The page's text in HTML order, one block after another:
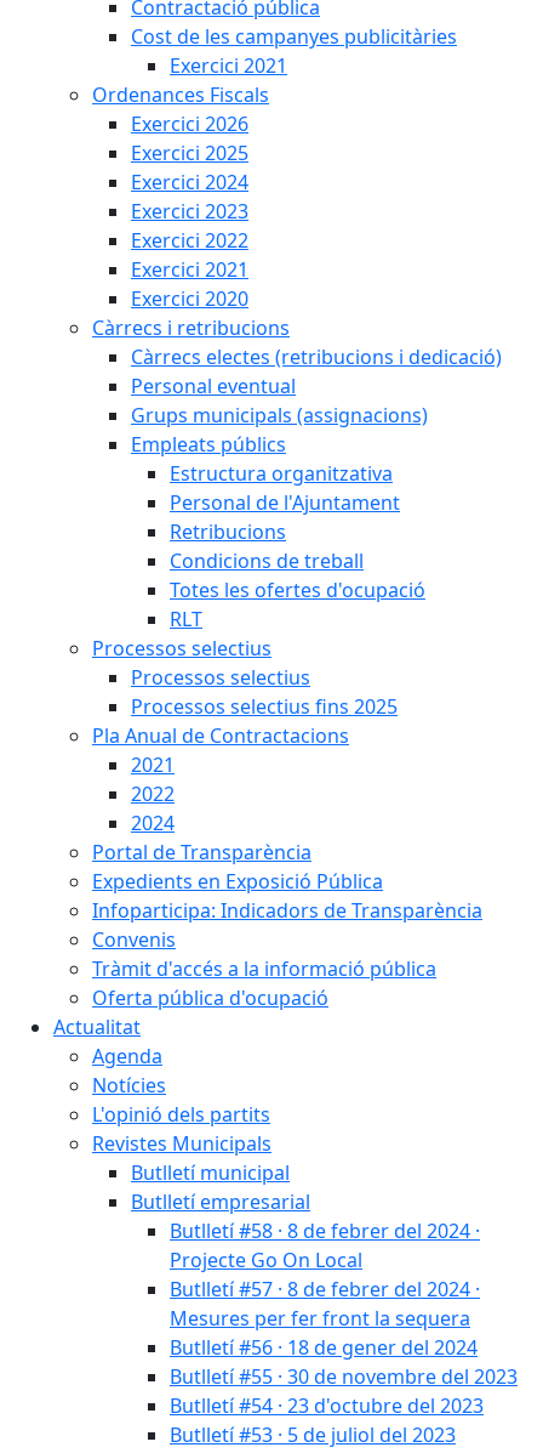
Contractació pública
Cost de les campanyes publicitàries
Exercici 2021
Ordenances Fiscals
Exercici 2026
Exercici 2025
Exercici 2024
Exercici 2023
Exercici 2022
Exercici 2021
Exercici 2020
Càrrecs i retribucions
Càrrecs electes (retribucions i dedicació)
Personal eventual
Grups municipals (assignacions)
Empleats públics
Estructura organitzativa
Personal de l'Ajuntament
Retribucions
Condicions de treball
Totes les ofertes d'ocupació
RLT
Processos selectius
Processos selectius
Processos selectius fins 2025
Pla Anual de Contractacions
2021
2022
2024
Portal de Transparència
Expedients en Exposició Pública
Infoparticipa: Indicadors de Transparència
Convenis
Tràmit d'accés a la informació pública
Oferta pública d'ocupació
Actualitat
Agenda
Notícies
L'opinió dels partits
Revistes Municipals
Butlletí municipal
Butlletí empresarial
Butlletí #58 · 8 de febrer del 2024 ·
Projecte Go On Local
Butlletí #57 · 8 de febrer del 2024 ·
Mesures per fer front la sequera
Butlletí #56 · 18 de gener del 2024
Butlletí #55 · 30 de novembre del 2023
Butlletí #54 · 23 d'octubre del 2023
Butlletí #53 · 5 de juliol del 2023